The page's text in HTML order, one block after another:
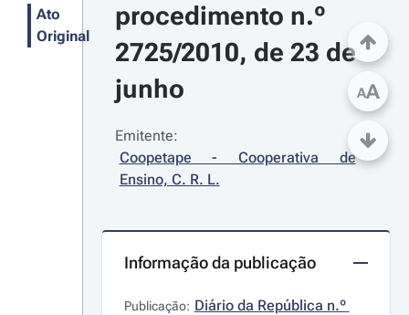
Ato
Original
procedimento n.º
2725/2010, de 23 de
junho
Emitente:
Coopetape - Cooperativa de
Ensino, C. R. L.
Informação da publicação
Publicação: Diário da República n.º
AA